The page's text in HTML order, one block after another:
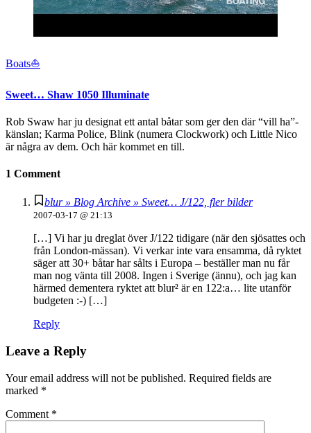
Boats⛵️
Sweet… Shaw 1050 Illuminate
Rob Swaw har ju designat ett antal båtar som ger den där “vill ha”-
känslan; Karma Police, Blink (numera Clockwork) och Little Nico
är några av dem. Och här kommet en till.
1 Comment
blur » Blog Archive » Sweet… J/122, fler bilder
2007-03-17 @ 21:13
[…] Vi har ju dreglat över J/122 tidigare (när den sjösattes och
från London-mässan). Vi verkar inte vara ensamma, då ryktet
säger att 30+ båtar har sålts i Europa – beställer man nu får
man nog vänta till 2008. Ingen i Sverige (ännu), och jag kan
härmed dementera ryktet att blur² är en 122:a… lite utanför
budgeten :-) […]
Reply
Leave a Reply
Your email address will not be published. Required fields are
marked *
Comment *